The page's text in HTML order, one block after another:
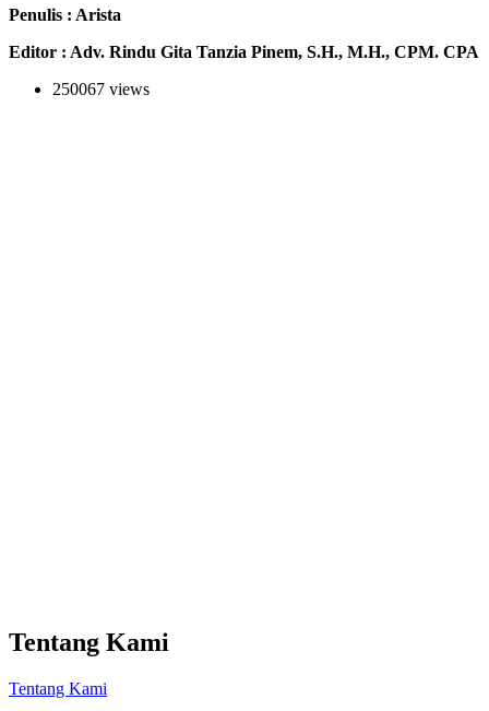
Penulis : Arista
Editor : Adv. Rindu Gita Tanzia Pinem, S.H., M.H., CPM. CPA
250067 views
Tentang Kami
Tentang Kami